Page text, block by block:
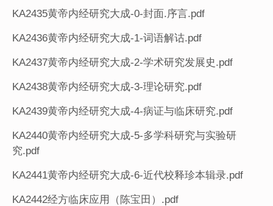
KA2435黄帝内经研究大成-0-封面.序言.pdf
KA2436黄帝内经研究大成-1-词语解诂.pdf
KA2437黄帝内经研究大成-2-学术研究发展史.pdf
KA2438黄帝内经研究大成-3-理论研究.pdf
KA2439黄帝内经研究大成-4-病证与临床研究.pdf
KA2440黄帝内经研究大成-5-多学科研究与实验研
究.pdf
KA2441黄帝内经研究大成-6-近代校释珍本辑录.pdf
KA2442经方临床应用（陈宝田）.pdf